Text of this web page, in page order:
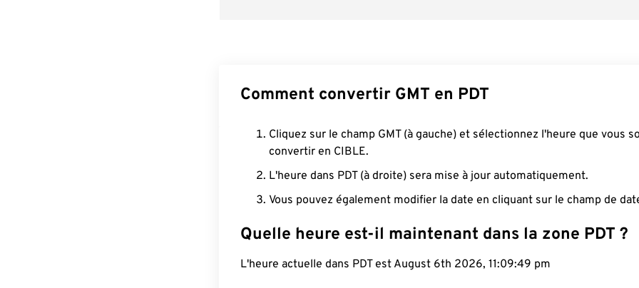
Comment convertir GMT en PDT
Cliquez sur le champ GMT (à gauche) et sélectionnez l'heure que vous
convertir en CIBLE.
L'heure dans PDT (à droite) sera mise à jour automatiquement.
Vous pouvez également modifier la date en cliquant sur le champ de
Quelle heure est-il maintenant dans la zone PDT ?
L'heure actuelle dans PDT est August 6th 2026, 11:09:49 pm